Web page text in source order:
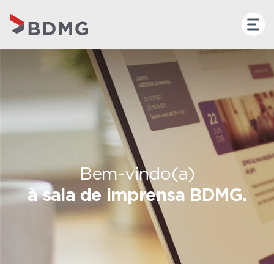
Bem-vindo(a)
à sala de imprensa BDMG.